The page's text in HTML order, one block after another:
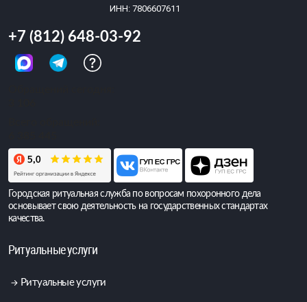
ИНН: 7806607611
+7 (812) 648-03-92
Городская ритуальная служба по вопросам похоронного дела
основывает свою деятельность на государственных стандартах
качества.
Ритуальные услуги
Ритуальные услуги